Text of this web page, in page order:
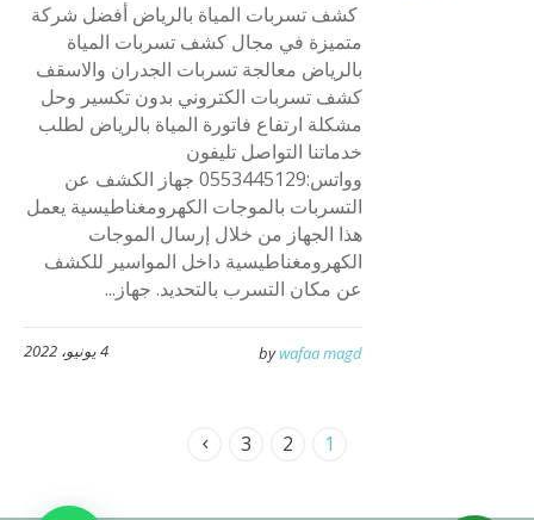
كشف تسربات المياة بالرياض أفضل شركة
متميزة في مجال كشف تسربات المياة
بالرياض معالجة تسربات الجدران والاسقف
كشف تسربات الكتروني بدون تكسير وحل
مشكلة ارتفاع فاتورة المياة بالرياض لطلب
خدماتنا التواصل تليفون
وواتس:0553445129 جهاز الكشف عن
التسربات بالموجات الكهرومغناطيسية يعمل
هذا الجهاز من خلال إرسال الموجات
الكهرومغناطيسية داخل المواسير للكشف
عن مكان التسرب بالتحديد. جهاز...
4 يونيو، 2022 bywafaa magd
1
2
3